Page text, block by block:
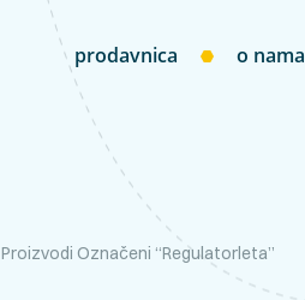
prodavnica o nama
Proizvodi Označeni “regulatorleta”